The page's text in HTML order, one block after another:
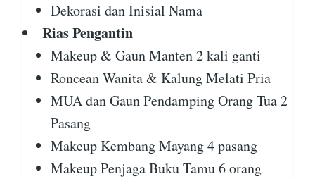
Dekorasi dan Inisial Nama
Rias Pengantin
Makeup & Gaun Manten 2 kali ganti
Roncean Wanita & Kalung Melati Pria
MUA dan Gaun Pendamping Orang Tua 2
Pasang
Makeup Kembang Mayang 4 pasang
Makeup Penjaga Buku Tamu 6 orang